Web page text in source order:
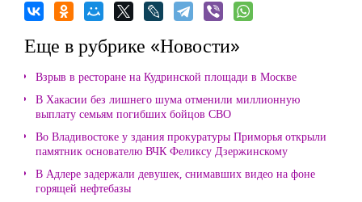
Еще в рубрике «Новости»
Взрыв в ресторане на Кудринской площади в Москве
В Хакасии без лишнего шума отменили миллионную
выплату семьям погибших бойцов СВО
Во Владивостоке у здания прокуратуры Приморья открыли
памятник основателю ВЧК Феликсу Дзержинскому
В Адлере задержали девушек, снимавших видео на фоне
горящей нефтебазы